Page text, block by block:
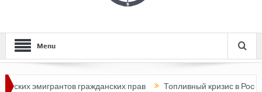
Menu
гражданских прав Топливный кризис в России